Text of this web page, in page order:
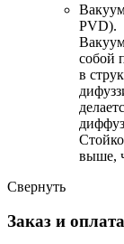
PVD).
собой
в
выше,
Свернуть
Заказ и оплата